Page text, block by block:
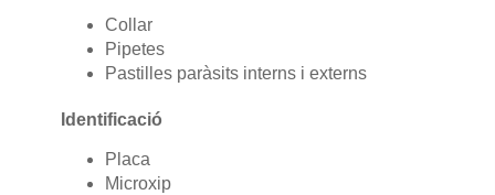
Collar
Pipetes
Pastilles paràsits interns i externs
Identificació
Placa
Microxip